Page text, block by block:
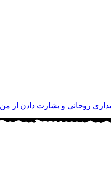
روحانی و بشارت دادن از من